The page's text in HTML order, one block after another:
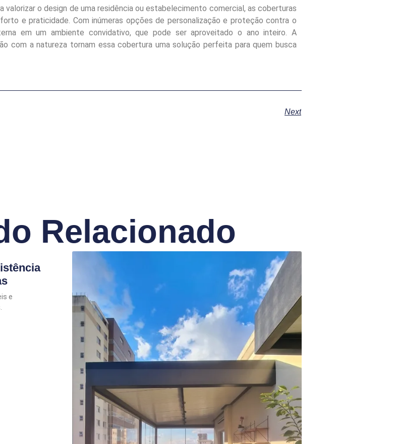
valorizar o design de uma residência ou estabelecimento comercial, as coberturas
e praticidade. Com inúmeras opções de personalização e proteção contra o
em um ambiente convidativo, que pode ser aproveitado o ano inteiro. A
com a natureza tornam essa cobertura uma solução perfeita para quem busca
Next
Relacionado
e